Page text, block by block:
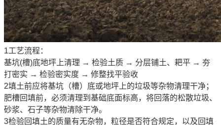
1工艺流程：
基坑(槽)底地坪上清理 → 检验土质 → 分层铺土、耙平 → 夯
打密实 → 检验密实度 → 修整找平验收
2填土前应将基坑（槽）底或地坪上的垃圾等杂物清理干净；
肥槽回填前，必须清理到基础底面标高，将回落的松散垃圾、
砂浆、石子等杂物清除干净。
3检验回填土的质量有无杂物，粒径是否符合规定，以及回填